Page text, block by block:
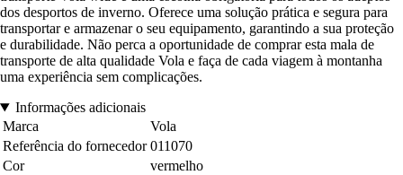
dos desportos de inverno. Oferece uma solução prática e segura para
transportar e armazenar o seu equipamento, garantindo a sua proteção
e durabilidade. Não perca a oportunidade de comprar esta mala de
transporte de alta qualidade Vola e faça de cada viagem à montanha
uma experiência sem complicações.
Informações adicionais
Marca
Vola
Referência do fornecedor 011070
Cor
vermelho